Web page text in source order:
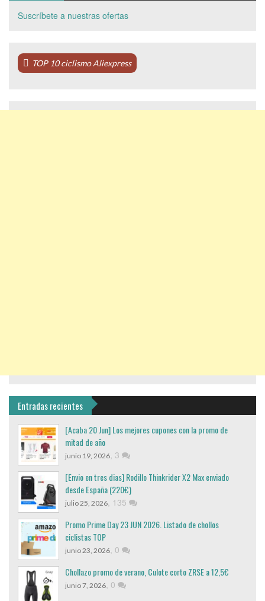
Suscríbete a nuestras ofertas
TOP 10 ciclismo Aliexpress
Entradas recientes
[Acaba 20 Jun] Los mejores cupones con la promo de
mitad de año
junio 19, 2026 3
[Envio en tres dias] Rodillo Thinkrider X2 Max enviado
desde España (220€)
julio 25, 2026 135
Promo Prime Day 23 JUN 2026. Listado de chollos
ciclistas TOP
junio 23, 2026 0
Chollazo promo de verano, Culote corto ZRSE a 12,5€
junio 7, 2026 0